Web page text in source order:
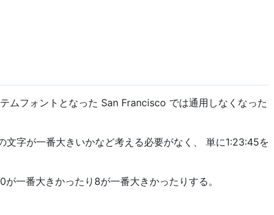
ムフォントとなった San Francisco では通用しなくなった
字が一番大きいかなど考える必要がなく、 単に1:23:45を
一番大きかったり8が一番大きかったりする。